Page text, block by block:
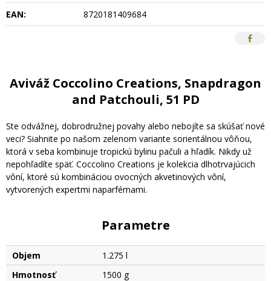
EAN:
8720181409684
Aviváž Coccolino Creations, Snapdragon
and Patchouli, 51 PD
Ste odvážnej, dobrodružnej povahy alebo nebojíte sa skúšať nové
veci? Siahnite po našom zelenom variante sorientálnou vôňou,
ktorá v seba kombinuje tropickú bylinu pačuli a hľadík. Nikdy už
nepohľadíte späť. Coccolino Creations je kolekcia dlhotrvajúcich
vôní, ktoré sú kombináciou ovocných akvetinových vôní,
vytvorených expertmi naparfémami.
Parametre
Objem
1.275 l
Hmotnosť
1500 g